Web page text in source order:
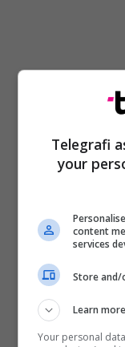
Telegrafi
your
content
services
Store and/
Learn more
Your personal